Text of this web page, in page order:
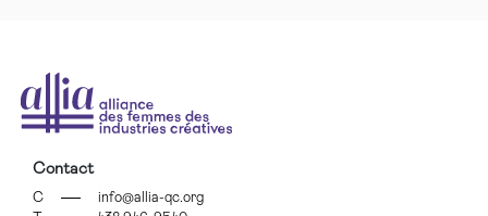
Contact
C
info@allia-qc.org